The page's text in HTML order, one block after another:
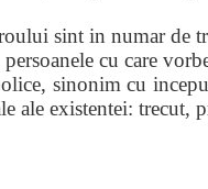
sint in numar de
cu care
sinonim cu
ale existentei: trecut,